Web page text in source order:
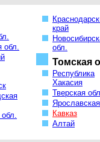
обл.
край
обл.
Томская
Республика
Хакасия
Тверская
Кавказ
Алтай